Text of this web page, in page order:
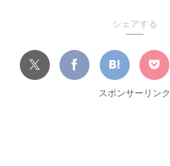
シェアする
スポンサーリンク